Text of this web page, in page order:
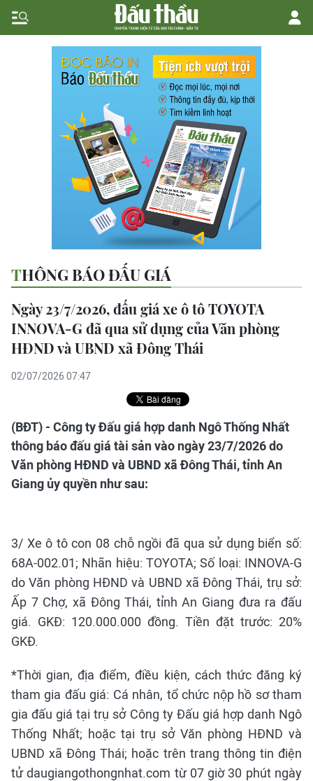
THÔNG BÁO ĐẤU GIÁ
Ngày 23/7/2026, đấu giá xe ô tô TOYOTA
INNOVA-G đã qua sử dụng của Văn phòng
HĐND và UBND xã Đông Thái
02/07/2026 07:47
(BĐT) - Công ty Đấu giá hợp danh Ngô Thống Nhất
thông báo đấu giá tài sản vào ngày 23/7/2026 do
Văn phòng HĐND và UBND xã Đông Thái, tỉnh An
Giang ủy quyền như sau:
3/ Xe ô tô con 08 chỗ ngồi đã qua sử dụng biển số:
68A-002.01; Nhãn hiệu: TOYOTA; Số loại: INNOVA-G
do Văn phòng HĐND và UBND xã Đông Thái, trụ sở:
Ấp 7 Chợ, xã Đông Thái, tỉnh An Giang đưa ra đấu
giá. GKĐ: 120.000.000 đồng. Tiền đặt trước: 20%
GKĐ.
*Thời gian, địa điểm, điều kiện, cách thức đăng ký
tham gia đấu giá: Cá nhân, tổ chức nộp hồ sơ tham
gia đấu giá tại trụ sở Công ty Đấu giá hợp danh Ngô
Thống Nhất; hoặc tại trụ sở Văn phòng HĐND và
UBND xã Đông Thái; hoặc trên trang thông tin điện
tử daugiangothongnhat.com từ 07 giờ 30 phút ngày